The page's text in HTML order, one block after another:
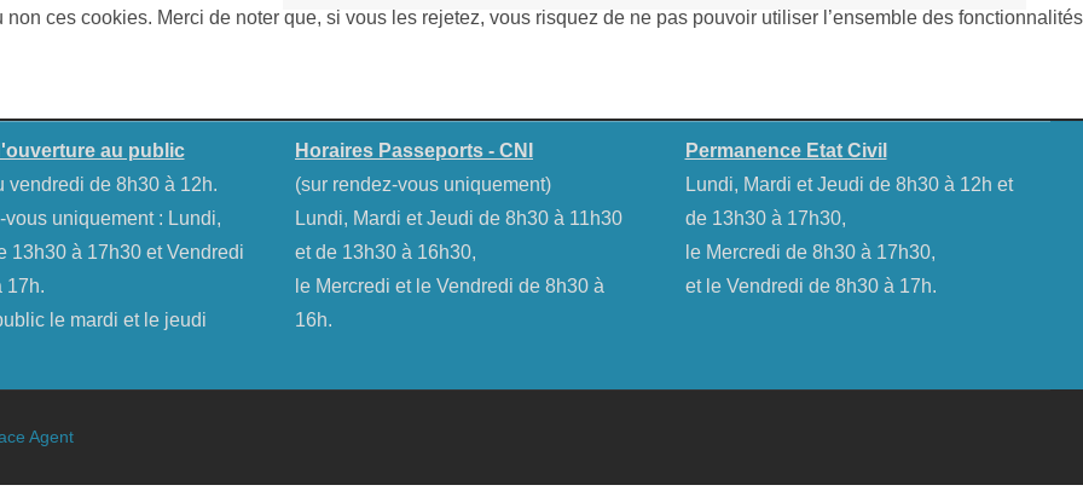
au public
vendredi de 8h30 à 12h.
vous uniquement : Lundi,
13h30 à 17h30 et Vendredi
17h.
le mardi et le jeudi
Horaires Passeports - CNI
(sur rendez-vous uniquement)
Lundi, Mardi et Jeudi de 8h30 à 11h30
et de 13h30 à 16h30,
le Mercredi et le Vendredi de 8h30 à
16h.
Permanence Etat Civil
Lundi, Mardi et Jeudi de 8h30 à 12h et
de 13h30 à 17h30,
le Mercredi de 8h30 à 17h30,
et le Vendredi de 8h30 à 17h.
Agent
ces cookies. Merci de noter que, si vous les rejetez, vous risquez de ne pas pouvoir utiliser l’ensemble des fonctionnalités